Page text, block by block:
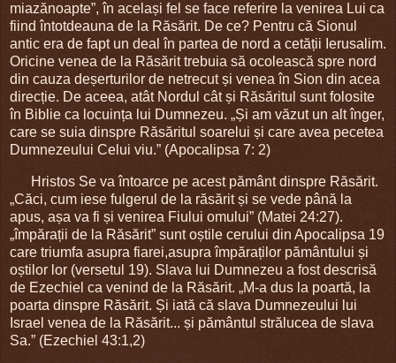
miazănoapte”, în același fel se face referire la venirea Lui ca
fiind întotdeauna de la Răsărit. De ce? Pentru că Sionul
antic era de fapt un deal în partea de nord a cetății Ierusalim.
Oricine venea de la Răsărit trebuia să ocolească spre nord
din cauza deșerturilor de netrecut și venea în Sion din acea
direcție. De aceea, atât Nordul cât și Răsăritul sunt folosite
în Biblie ca locuința lui Dumnezeu. „Și am văzut un alt înger,
care se suia dinspre Răsăritul soarelui și care avea pecetea
Dumnezeului Celui viu.” (Apocalipsa 7: 2)
Hristos Se va întoarce pe acest pământ dinspre Răsărit.
„Căci, cum iese fulgerul de la răsărit și se vede până la
apus, așa va fi și venirea Fiului omului” (Matei 24:27).
„împărații de la Răsărit” sunt oștile cerului din Apocalipsa 19
care triumfa asupra fiarei,asupra împăraților pământului și
oștilor lor (versetul 19). Slava lui Dumnezeu a fost descrisă
de Ezechiel ca venind de la Răsărit. „M-a dus la poartă, la
poarta dinspre Răsărit. Și iată că slava Dumnezeului lui
Israel venea de la Răsărit... și pământul strălucea de slava
Sa.” (Ezechiel 43:1,2)